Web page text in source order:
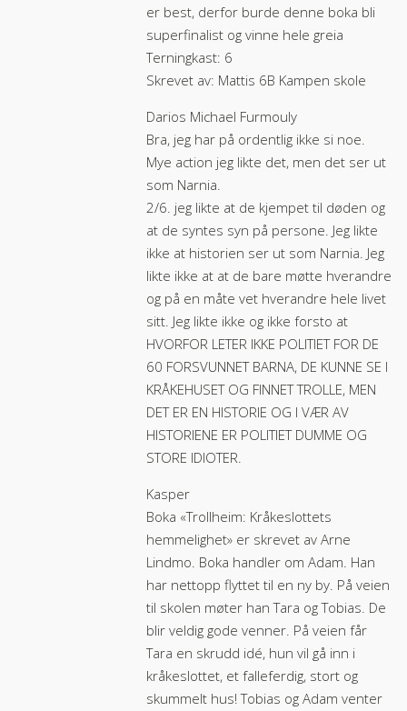
er best, derfor burde denne boka bli
superfinalist og vinne hele greia
Terningkast: 6
Skrevet av: Mattis 6B Kampen skole
Darios Michael Furmouly
Bra, jeg har på ordentlig ikke si noe.
Mye action jeg likte det, men det ser ut
som Narnia.
2/6. jeg likte at de kjempet til døden og
at de syntes syn på persone. Jeg likte
ikke at historien ser ut som Narnia. Jeg
likte ikke at at de bare møtte hverandre
og på en måte vet hverandre hele livet
sitt. Jeg likte ikke og ikke forsto at
HVORFOR LETER IKKE POLITIET FOR DE
60 FORSVUNNET BARNA, DE KUNNE SE I
KRÅKEHUSET OG FINNET TROLLE, MEN
DET ER EN HISTORIE OG I VÆR AV
HISTORIENE ER POLITIET DUMME OG
STORE IDIOTER.
Kasper
Boka «Trollheim: Kråkeslottets
hemmelighet» er skrevet av Arne
Lindmo. Boka handler om Adam. Han
har nettopp flyttet til en ny by. På veien
til skolen møter han Tara og Tobias. De
blir veldig gode venner. På veien får
Tara en skrudd idé, hun vil gå inn i
kråkeslottet, et falleferdig, stort og
skummelt hus! Tobias og Adam venter